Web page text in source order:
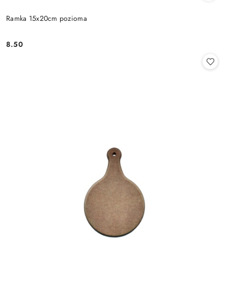
Ramka 15x20cm pozioma
Cena:
8.50